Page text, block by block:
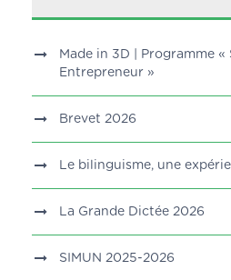
Made in 3D | Programme
Entrepreneur »
Brevet 2026
Le bilinguisme, une
La Grande Dictée 2026
SIMUN 2025-2026